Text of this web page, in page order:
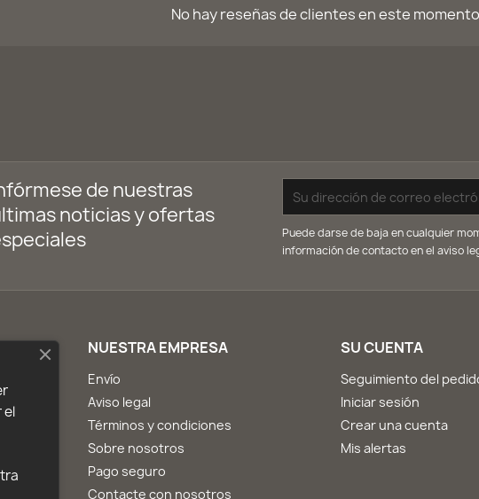
No hay reseñas de clientes en este
de nuestras
noticias y ofertas
Puede darse de baja en cualquier
información de contacto en el aviso
NUESTRA EMPRESA
Envío
Aviso legal
Términos y condiciones
Sobre nosotros
Pago seguro
Contacte con nosotros
SU CUENTA
Seguimiento del
Iniciar sesión
Crear una cuenta
Mis alertas
el